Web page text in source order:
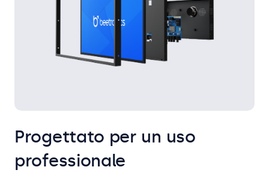
Progettato per un uso
professionale